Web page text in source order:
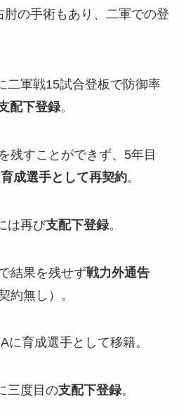
の手術もあり、二軍での登
二軍戦15試合登板で防御率
配下登録。
残すことができず、5年目
育成選手として再契約。
は再び支配下登録。
結果を残せず戦力外通告
約無し）。
に育成選手として移籍。
三度目の支配下登録。